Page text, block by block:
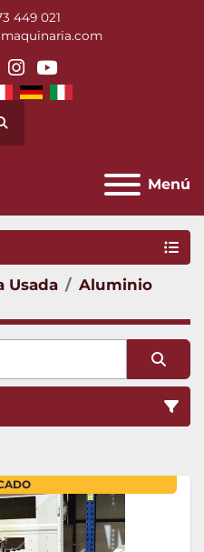
449 021
instagram
youtube
Buscar
Menú
Usada
Aluminio